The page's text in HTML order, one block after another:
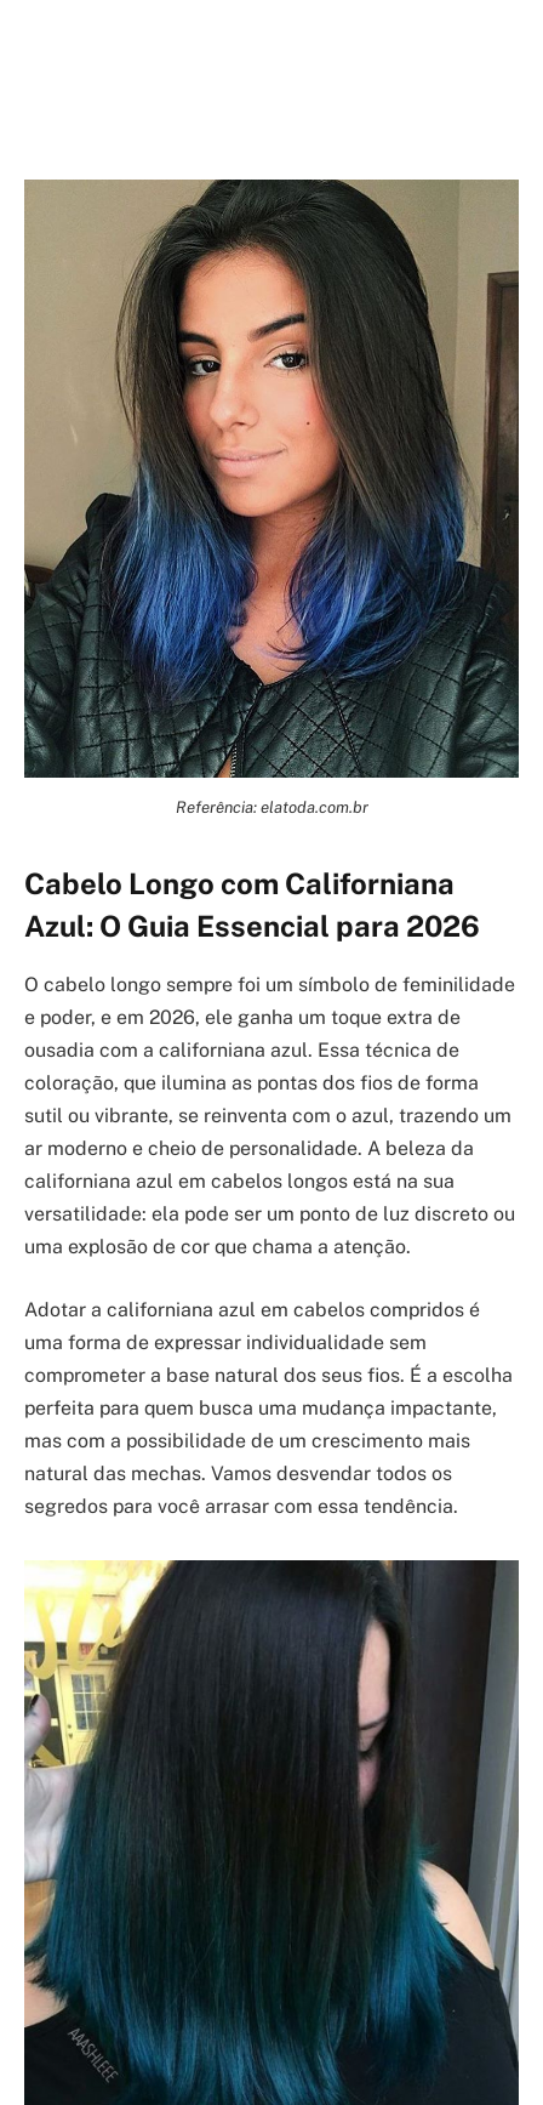
Referência: elatoda.com.br
Cabelo Longo com Californiana
Azul: O Guia Essencial para 2026
O cabelo longo sempre foi um símbolo de feminilidade
e poder, e em 2026, ele ganha um toque extra de
ousadia com a californiana azul. Essa técnica de
coloração, que ilumina as pontas dos fios de forma
sutil ou vibrante, se reinventa com o azul, trazendo um
ar moderno e cheio de personalidade. A beleza da
californiana azul em cabelos longos está na sua
versatilidade: ela pode ser um ponto de luz discreto ou
uma explosão de cor que chama a atenção.
Adotar a californiana azul em cabelos compridos é
uma forma de expressar individualidade sem
comprometer a base natural dos seus fios. É a escolha
perfeita para quem busca uma mudança impactante,
mas com a possibilidade de um crescimento mais
natural das mechas. Vamos desvendar todos os
segredos para você arrasar com essa tendência.